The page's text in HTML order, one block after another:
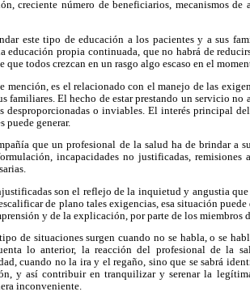
creciente número de beneficiarios, mecanismos de
este tipo de educación a los pacientes y a sus
educación propia continuada, que no habrá de
que todos crezcan en un rasgo algo escaso en el
mención, es el relacionado con el manejo de las
familiares. El hecho de estar prestando un servicio no
desproporcionadas o inviables. El interés principal
puede generar.
que un profesional de la salud ha de brindar a
incapacidades no justificadas, remisiones
son el reflejo de la inquietud y angustia
de plano tales exigencias, esa situación
y de la explicación, por parte de los miembros
de situaciones surgen cuando no se habla, o se
lo anterior, la reacción del profesional de la
cuando no la ira y el regaño, sino que se sabrá
y así contribuir en tranquilizar y serenar la
inconveniente.